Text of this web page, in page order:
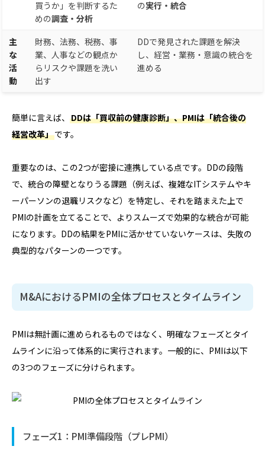
買うか」を判断するた
めの調査・分析
の実行・統合
主
な
活
動
財務、法務、税務、事
業、人事などの観点か
らリスクや課題を洗い
出す
DDで発見された課題を解決
し、経営・業務・意識の統合を
進める
簡単に言えば、 DDは「買収前の健康診断」、PMIは「統合後の
経営改革」です。
重要なのは、この2つが密接に連携している点です。DDの段階
で、統合の障壁となりうる課題（例えば、複雑なITシステムやキ
ーパーソンの退職リスクなど）を特定し、それを踏まえた上で
PMIの計画を立てることで、よりスムーズで効果的な統合が可能
になります。DDの結果をPMIに活かせていないケースは、失敗の
典型的なパターンの一つです。
M&AにおけるPMIの全体プロセスとタイムライン
PMIは無計画に進められるものではなく、明確なフェーズとタイ
ムラインに沿って体系的に実行されます。一般的に、PMIは以下
の3つのフェーズに分けられます。
フェーズ1：PMI準備段階（プレPMI）